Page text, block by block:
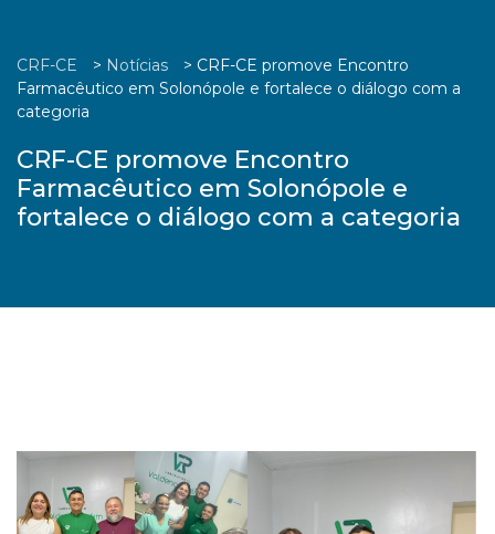
CRF-CE > Notícias > CRF-CE promove Encontro
Farmacêutico em Solonópole e fortalece o diálogo com a
categoria
CRF-CE promove Encontro
Farmacêutico em Solonópole e
fortalece o diálogo com a categoria